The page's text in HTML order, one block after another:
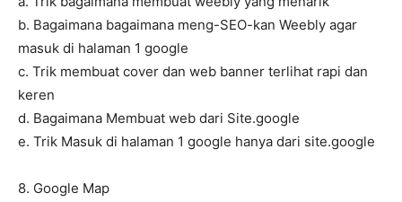
b. Bagaimana bagaimana meng-SEO-kan Weebly agar
masuk di halaman 1 google
c. Trik membuat cover dan web banner terlihat rapi dan
keren
d. Bagaimana Membuat web dari Site.google
e. Trik Masuk di halaman 1 google hanya dari site.google
8. Google Map